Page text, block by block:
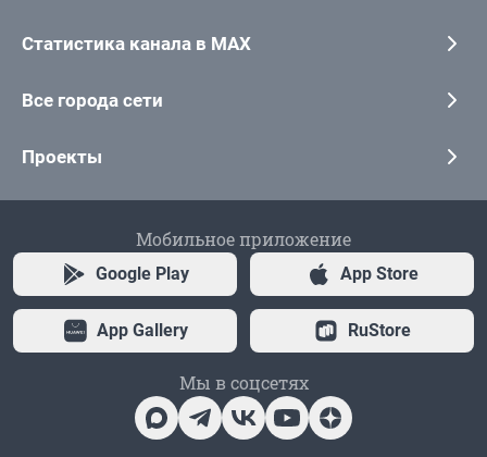
Статистика канала в MAX
Все города сети
Проекты
Мобильное приложение
Google Play App Store
App Gallery RuStore
Мы в соцсетях